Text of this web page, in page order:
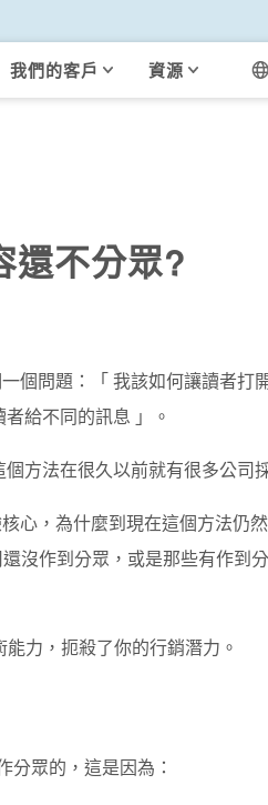
我們的客戶 資源
還不分眾?
個問題：「 我該如何讓讀者打
給不同的訊息 」。
方法在很久以前就有很多公司
心，為什麼到現在這個方法仍
沒作到分眾，或是那些有作到
力，扼殺了你的行銷潛力。
分眾的，這是因為：